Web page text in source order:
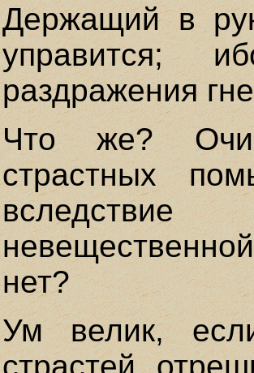
Держащий в
управится;
раздражения
Что же?
страстных
нет?
Ум велик,
страстей,